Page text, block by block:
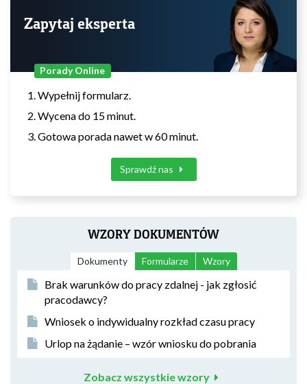
Zapytaj eksperta
Porady Online
Wypełnij formularz.
Wycena do 15 minut.
Gotowa porada nawet w 60 minut.
Sprawdź nas
WZORY DOKUMENTÓW
Dokumenty Formularze Wzory
Brak warunków do pracy zdalnej - jak zgłosić
pracodawcy?
Wniosek o indywidualny rozkład czasu pracy
Urlop na żądanie – wzór wniosku do pobrania
Zobacz wszystkie wzory